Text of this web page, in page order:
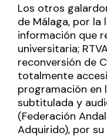
Los otros
de Málaga, por la
información que
universitaria;
reconversión de
totalmente
programación en
subtitulada y
(Federación
Adquirido), por